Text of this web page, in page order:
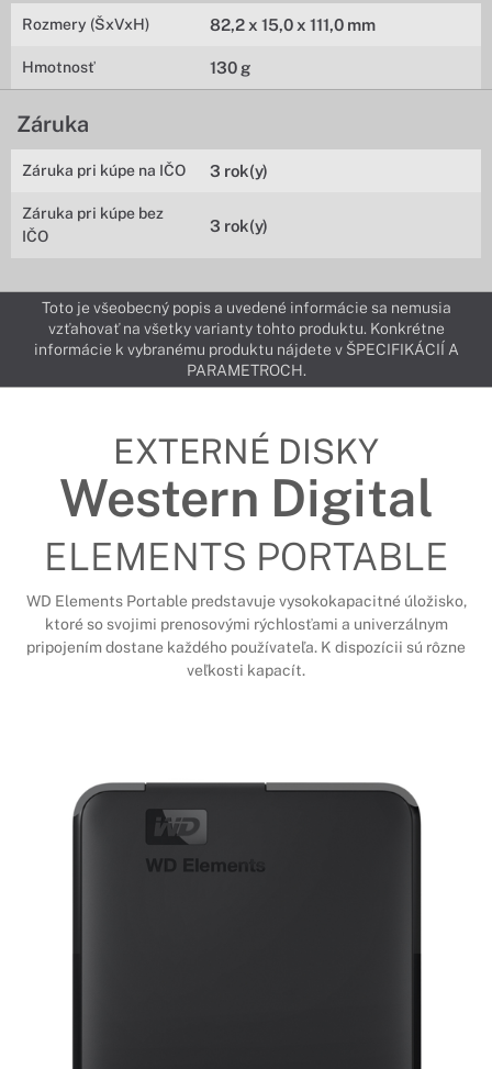
Rozmery (ŠxVxH) 82,2 x 15,0 x 111,0 mm
Hmotnosť 130 g
Záruka
Záruka pri kúpe na IČO 3 rok(y)
Záruka pri kúpe bez
IČO
3 rok(y)
Toto je všeobecný popis a uvedené informácie sa nemusia
vzťahovať na všetky varianty tohto produktu. Konkrétne
informácie k vybranému produktu nájdete v ŠPECIFIKÁCIÍ A
PARAMETROCH.
EXTERNÉ DISKY
Western Digital
ELEMENTS PORTABLE
WD Elements Portable predstavuje vysokokapacitné úložisko,
ktoré so svojimi prenosovými rýchlosťami a univerzálnym
pripojením dostane každého používateľa. K dispozícii sú rôzne
veľkosti kapacít.